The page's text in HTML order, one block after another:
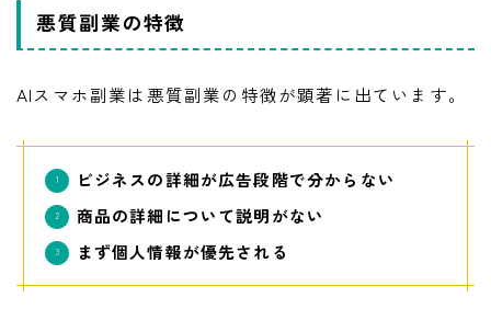
悪質副業の特徴
AIスマホ副業は悪質副業の特徴が顕著に出ています。
ビジネスの詳細が広告段階で分からない
商品の詳細について説明がない
まず個人情報が優先される